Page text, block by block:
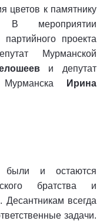
цветов к памятнику
В мероприятии
проекта
Мурманской
и депутат
Мурманска
Ирина
были и остаются
братства и
Десантникам всегда
задачи.